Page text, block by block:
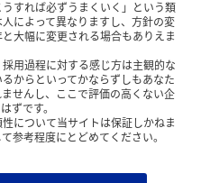
すれば必ずうまくいく」という類
によって異なりますし、方針の変
大幅に変更される場合もありえま
用過程に対する感じ方は主観的な
からといってかならずしもあなた
せんし、ここで評価の高くない企
ずです。
について当サイトは保証しかねま
参考程度にとどめてください。